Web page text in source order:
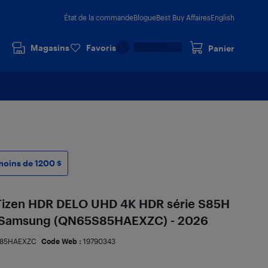
État de la commandeBlogueBest Buy AffairesEnglish
Magasins Favoris Panier
de 1200 $
HDR DELO UHD 4K HDR série S85H
(QN65S85HAEXZC) - 2026
Code Web : 19790343